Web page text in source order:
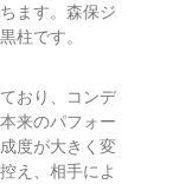
ます。森保ジ
柱です。
おり、コンデ
来のパフォー
度が大きく変
え、相手によ